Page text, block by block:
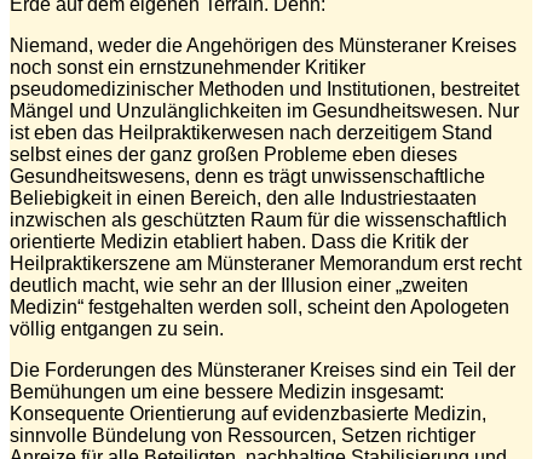
Niemand, weder die Angehörigen des Münsteraner Kreises
noch sonst ein ernstzunehmender Kritiker
pseudomedizinischer Methoden und Institutionen, bestreitet
Mängel und Unzulänglichkeiten im Gesundheitswesen. Nur
ist eben das Heilpraktikerwesen nach derzeitigem Stand
selbst eines der ganz großen Probleme eben dieses
Gesundheitswesens, denn es trägt unwissenschaftliche
Beliebigkeit in einen Bereich, den alle Industriestaaten
inzwischen als geschützten Raum für die wissenschaftlich
orientierte Medizin etabliert haben. Dass die Kritik der
Heilpraktikerszene am Münsteraner Memorandum erst recht
deutlich macht, wie sehr an der Illusion einer „zweiten
Medizin“ festgehalten werden soll, scheint den Apologeten
völlig entgangen zu sein.
Die Forderungen des Münsteraner Kreises sind ein Teil der
Bemühungen um eine bessere Medizin insgesamt:
Konsequente Orientierung auf evidenzbasierte Medizin,
sinnvolle Bündelung von Ressourcen, Setzen richtiger